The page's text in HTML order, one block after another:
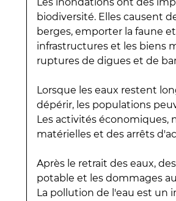
biodiversité. Elles causent
berges, emporter la faune
infrastructures et les biens
ruptures de digues et de
Lorsque les eaux restent
dépérir, les populations
Les activités économiques,
matérielles et des arrêts
Après le retrait des eaux,
potable et les dommages
La pollution de l'eau est un